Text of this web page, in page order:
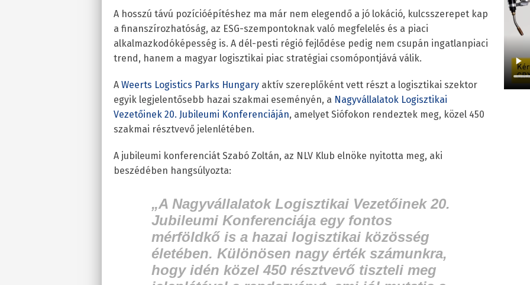
A hosszú távú pozícióépítéshez ma már nem elegendő a jó lokáció, kulcsszerepet kap
a finanszírozhatóság, az ESG-szempontoknak való megfelelés és a piaci
alkalmazkodóképesség is. A dél-pesti régió fejlődése pedig nem csupán ingatlanpiaci
trend, hanem a magyar logisztikai piac stratégiai csomópontjává válik.
A Weerts Logistics Parks Hungary aktív szereplőként vett részt a logisztikai szektor
egyik legjelentősebb hazai szakmai eseményén, a Nagyvállalatok Logisztikai
Vezetőinek 20. Jubileumi Konferenciáján, amelyet Siófokon rendeztek meg, közel 450
szakmai résztvevő jelenlétében.
A jubileumi konferenciát Szabó Zoltán, az NLV Klub elnöke nyitotta meg, aki
beszédében hangsúlyozta:
„A Nagyvállalatok Logisztikai Vezetőinek 20.
Jubileumi Konferenciája egy fontos
mérföldkő is a hazai logisztikai közösség
életében. Különösen nagy érték számunkra,
hogy idén közel 450 résztvevő tiszteli meg